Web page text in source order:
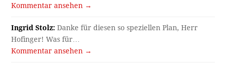
Kommentar ansehen →
Ingrid Stolz: Danke für diesen so speziellen Plan, Herr
Hofinger! Was für…
Kommentar ansehen →